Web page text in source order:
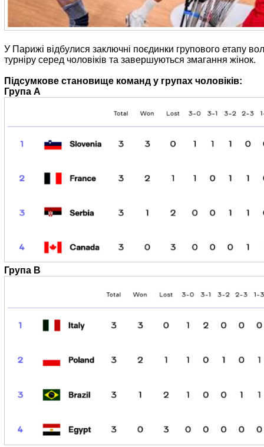
У Парижі відбулися заключні поєдинки групового етапу
турніру серед чоловіків та завершуються змагання жінок.
Підсумкове становище команд у групах чоловіків:
Група А
Група B